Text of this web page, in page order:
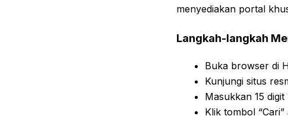
menyediakan portal
Langkah-langkah
Buka browser di
Kunjungi situs
Masukkan 15
Klik tombol “Cari”